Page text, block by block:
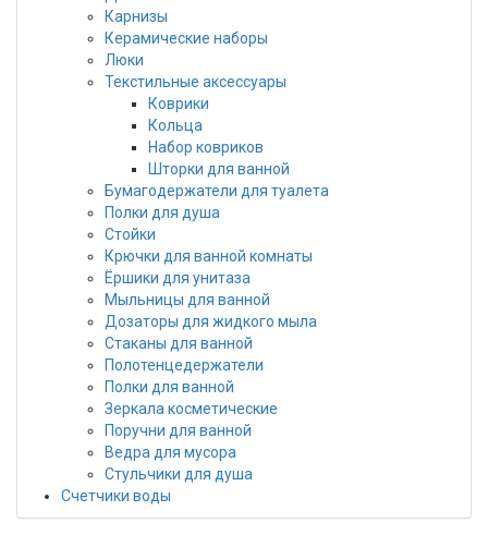
Карнизы
Керамические наборы
Люки
Текстильные аксессуары
Коврики
Кольца
Набор ковриков
Шторки для ванной
Бумагодержатели для туалета
Полки для душа
Стойки
Крючки для ванной комнаты
Ёршики для унитаза
Мыльницы для ванной
Дозаторы для жидкого мыла
Стаканы для ванной
Полотенцедержатели
Полки для ванной
Зеркала косметические
Поручни для ванной
Ведра для мусора
Стульчики для душа
Счетчики воды